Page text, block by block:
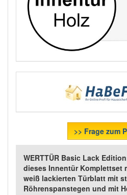
>> Frage zum
WERTTÜR Basic Lack
dieses Innentür Komplettset
weiß lackierten Türblatt mit
Röhrenspanstegen und mit